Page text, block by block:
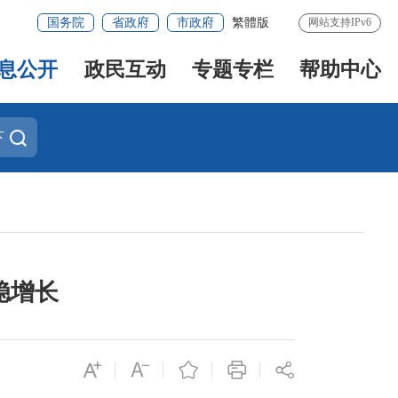
国务院 省政府 市政府 繁體版 网站支持IPv6
公开 政民互动 专题专栏 帮助中心
增长